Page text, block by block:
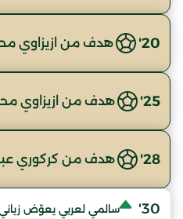
20' هدف من ازيزاوي
25' هدف من ازيزاوي
28' هدف من كركوري
30' سالمي لعربي يعوّض